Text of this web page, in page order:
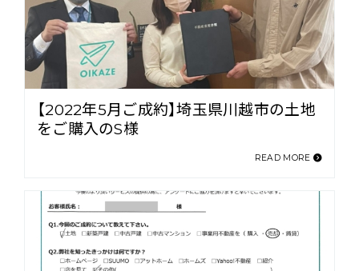
【2022年5月ご成約】埼玉県川越市の土地
をご購入のS様
READ MORE